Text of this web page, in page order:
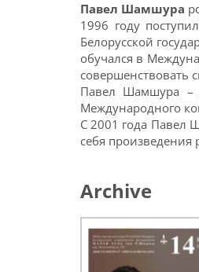
Павел Шамшура
1996 году
Белорусской
обучался в
совершенствовать
Павел Шамшура –
Международного
С 2001 года Павел
себя
Archive